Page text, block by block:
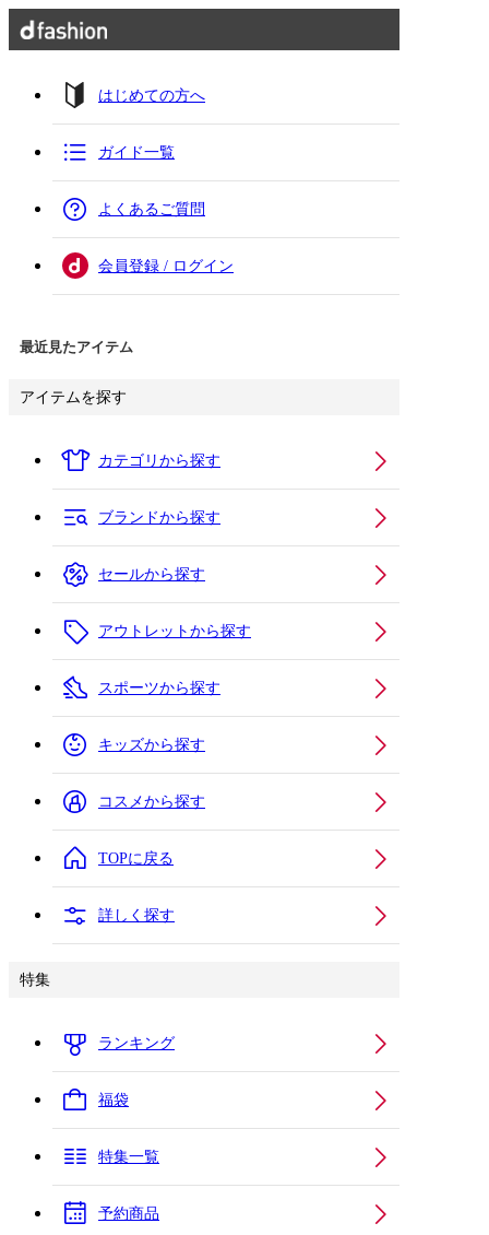
はじめての方へ
ガイド一覧
よくあるご質問
会員登録 / ログイン
最近見たアイテム
アイテムを探す
カテゴリから探す
ブランドから探す
セールから探す
アウトレットから探す
スポーツから探す
キッズから探す
コスメから探す
TOPに戻る
詳しく探す
特集
ランキング
福袋
特集一覧
予約商品